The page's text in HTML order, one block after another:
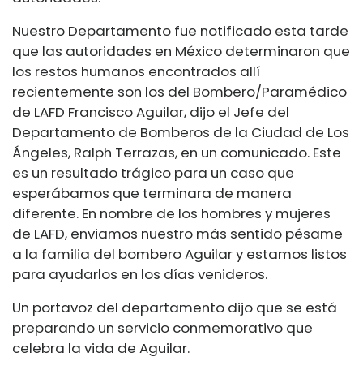
Nuestro Departamento fue notificado esta tarde
que las autoridades en México determinaron que
los restos humanos encontrados allí
recientemente son los del Bombero/Paramédico
de LAFD Francisco Aguilar, dijo el Jefe del
Departamento de Bomberos de la Ciudad de Los
Ángeles, Ralph Terrazas, en un comunicado. Este
es un resultado trágico para un caso que
esperábamos que terminara de manera
diferente. En nombre de los hombres y mujeres
de LAFD, enviamos nuestro más sentido pésame
a la familia del bombero Aguilar y estamos listos
para ayudarlos en los días venideros.
Un portavoz del departamento dijo que se está
preparando un servicio conmemorativo que
celebra la vida de Aguilar.